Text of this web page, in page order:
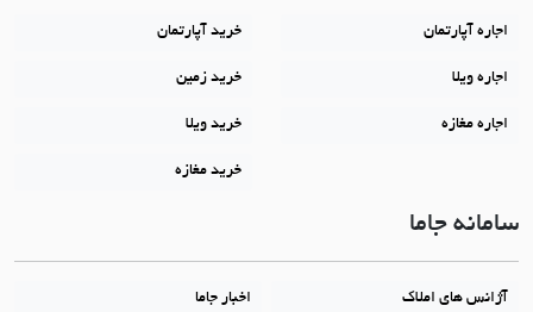
اجاره آپارتمان
اجاره ویلا
اجاره مغازه
خرید آپارتمان
خرید زمین
خرید ویلا
خرید مغازه
سامانه جاما
آژانس های املاک اخبار جاما